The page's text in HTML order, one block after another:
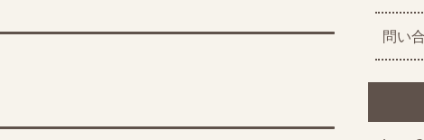
問い